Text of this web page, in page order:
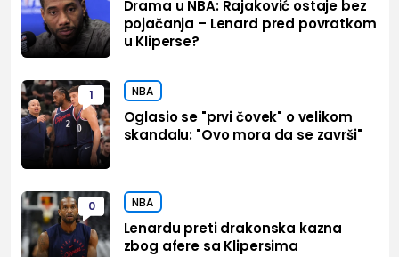
Drama u NBA: Rajaković ostaje bez
pojačanja – Lenard pred povratkom
u Kliperse?
1 NBA
Oglasio se "prvi čovek" o velikom
skandalu: "Ovo mora da se završi"
0 NBA
Lenardu preti drakonska kazna
zbog afere sa Klipersima